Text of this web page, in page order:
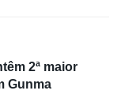
2ª maior
Gunma